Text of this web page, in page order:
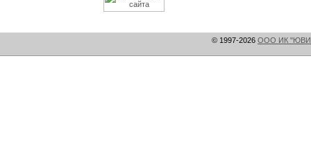
© 1997-2026 ООО ИК